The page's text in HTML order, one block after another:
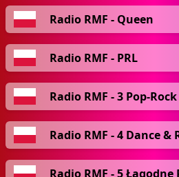
Radio RMF - Queen
Radio RMF - PRL
Radio RMF - 3 Pop-Rock
Radio RMF - 4 Dance &
Radio RMF - 5 Łagodne